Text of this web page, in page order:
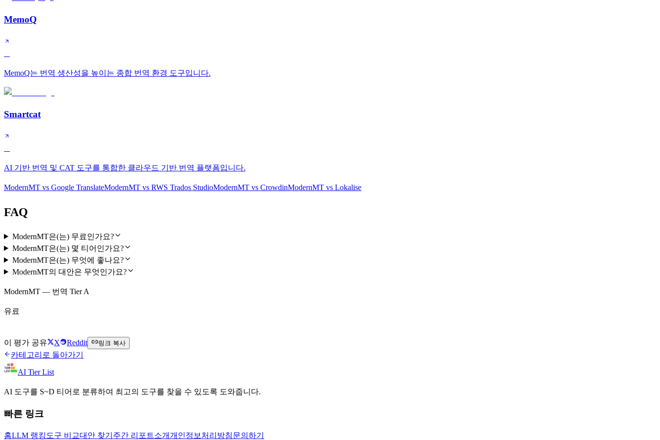
MemoQ
MemoQ는 번역 생산성을 높이는 종합 번역 환경 도구입니다.
Smartcat
AI 기반 번역 및 CAT 도구를 통합한 클라우드 기반 번역 플랫폼입니다.
ModernMT vs Google TranslateModernMT vs RWS Trados StudioModernMT vs CrowdinModernMT vs Lokalise
FAQ
ModernMT은(는) 무료인가요?
ModernMT은(는) 몇 티어인가요?
ModernMT은(는) 무엇에 좋나요?
ModernMT의 대안은 무엇인가요?
ModernMT — 번역 Tier A
유료
이 평가 공유 X Reddit 링크 복사
카테고리로 돌아가기
AI Tier List
AI 도구를 S~D 티어로 분류하여 최고의 도구를 찾을 수 있도록 도와줍니다.
빠른 링크
홈LLM 랭킹 도구 비교대안 찾기 주간 리포트소개개인정보처리방침문의하기